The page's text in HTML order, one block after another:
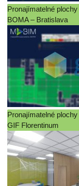
Pronajímatelné plochy
BOMA – Bratislava
Pronajímatelné plochy
GIF Florentinum